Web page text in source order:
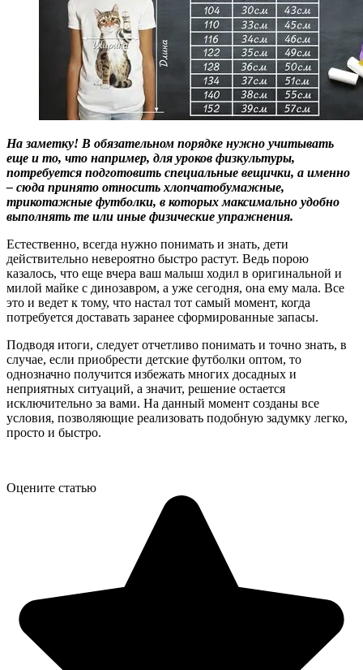
На заметку! В обязательном порядке нужно учитывать
еще и то, что например, для уроков физкультуры,
потребуется подготовить специальные вещички, а именно
– сюда принято относить хлопчатобумажные,
трикотажные футболки, в которых максимально удобно
выполнять те или иные физические упражнения.
Естественно, всегда нужно понимать и знать, дети
действительно невероятно быстро растут. Ведь порою
казалось, что еще вчера ваш малыш ходил в оригинальной и
милой майке с динозавром, а уже сегодня, она ему мала. Все
это и ведет к тому, что настал тот самый момент, когда
потребуется доставать заранее сформированные запасы.
Подводя итоги, следует отчетливо понимать и точно знать, в
случае, если приобрести детские футболки оптом, то
однозначно получится избежать многих досадных и
неприятных ситуаций, а значит, решение остается
исключительно за вами. На данный момент созданы все
условия, позволяющие реализовать подобную задумку легко,
просто и быстро.
Оцените статью